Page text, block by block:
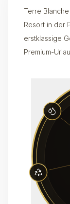
Terre
Resort in der
erstklassige
Premium-